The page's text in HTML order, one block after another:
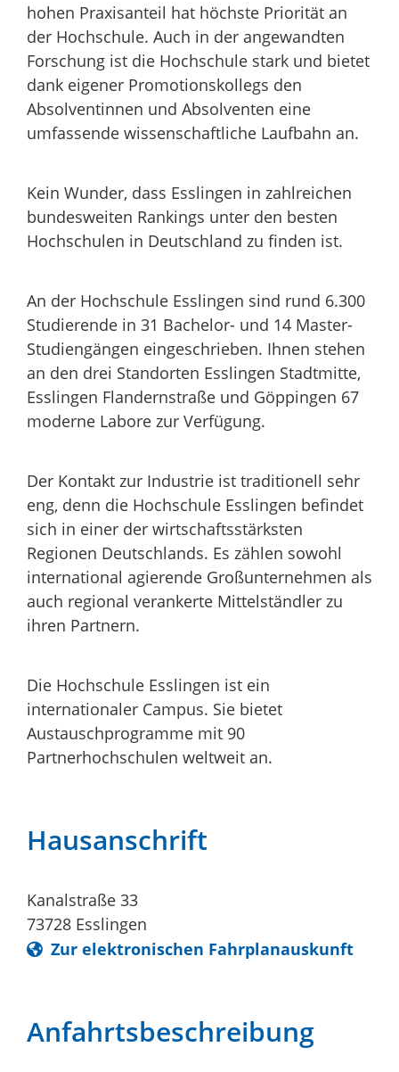
hohen Praxisanteil hat höchste Priorität an
der Hochschule. Auch in der angewandten
Forschung ist die Hochschule stark und bietet
dank eigener Promotionskollegs den
Absolventinnen und Absolventen eine
umfassende wissenschaftliche Laufbahn an.
Kein Wunder, dass Esslingen in zahlreichen
bundesweiten Rankings unter den besten
Hochschulen in Deutschland zu finden ist.
An der Hochschule Esslingen sind rund 6.300
Studierende in 31 Bachelor- und 14 Master-
Studiengängen eingeschrieben. Ihnen stehen
an den drei Standorten Esslingen Stadtmitte,
Esslingen Flandernstraße und Göppingen 67
moderne Labore zur Verfügung.
Der Kontakt zur Industrie ist traditionell sehr
eng, denn die Hochschule Esslingen befindet
sich in einer der wirtschaftsstärksten
Regionen Deutschlands. Es zählen sowohl
international agierende Großunternehmen als
auch regional verankerte Mittelständler zu
ihren Partnern.
Die Hochschule Esslingen ist ein
internationaler Campus. Sie bietet
Austauschprogramme mit 90
Partnerhochschulen weltweit an.
Hausanschrift
Kanalstraße 33
73728 Esslingen
Zur elektronischen Fahrplanauskunft
Anfahrtsbeschreibung